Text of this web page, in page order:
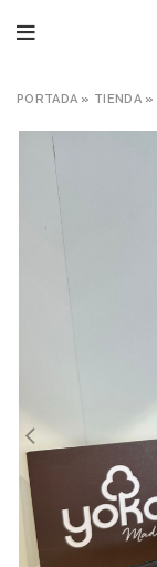
PORTADA » TIENDA»